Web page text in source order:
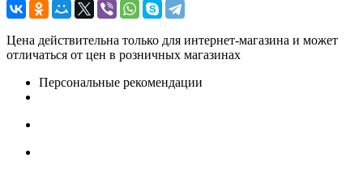
Цена действительна только для интернет-магазина и может
отличаться от цен в розничных магазинах
Персональные рекомендации